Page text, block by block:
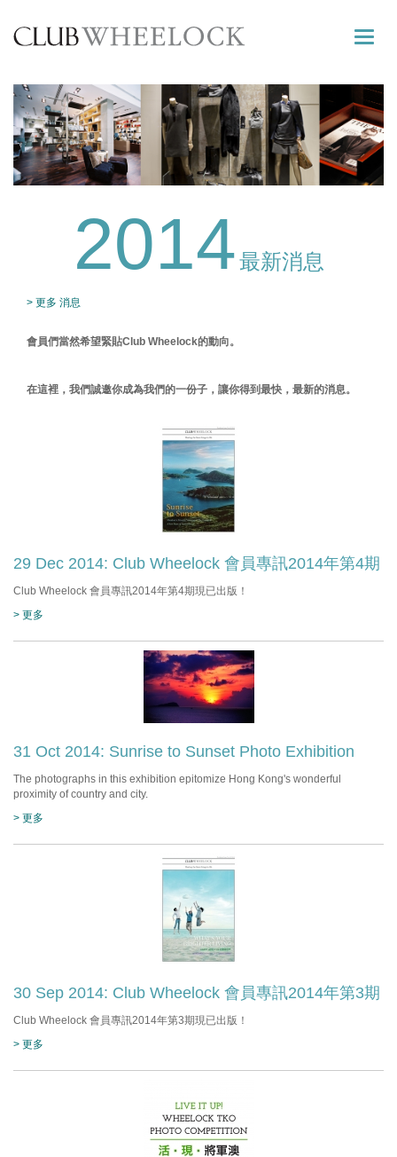
Toggle
2014最新消息
> 更多 消息
會員們當然希望緊貼Club Wheelock的動向。
在這裡，我們誠邀你成為我們的一份子，讓你得到最快，最新的消息。
29 Dec 2014: Club Wheelock 會員專訊2014年第4期
Club Wheelock 會員專訊2014年第4期現已出版！
> 更多
31 Oct 2014: Sunrise to Sunset Photo Exhibition
The photographs in this exhibition epitomize Hong Kong's wonderful
proximity of country and city.
> 更多
30 Sep 2014: Club Wheelock 會員專訊2014年第3期
Club Wheelock 會員專訊2014年第3期現已出版！
> 更多